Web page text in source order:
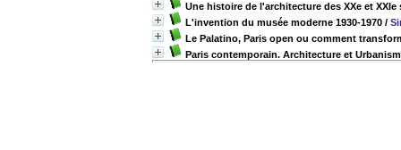
Une histoire de l'architecture des XXe et XXIe
L'invention du musée moderne 1930-1970 /
Le Palatino, Paris open ou comment
Paris contemporain. Architecture et